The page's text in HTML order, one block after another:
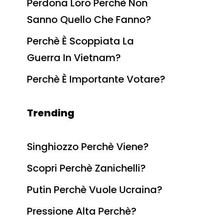
Perdona Loro Perchè Non
Sanno Quello Che Fanno?
Perchè È Scoppiata La
Guerra In Vietnam?
Perchè È Importante Votare?
Trending
Singhiozzo Perchè Viene?
Scopri Perchè Zanichelli?
Putin Perchè Vuole Ucraina?
Pressione Alta Perchè?